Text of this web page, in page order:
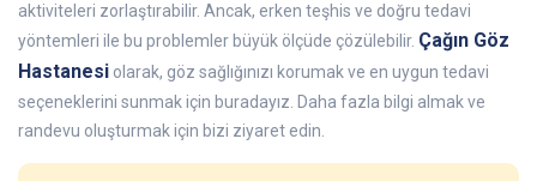
aktiviteleri zorlaştırabilir. Ancak, erken teşhis ve doğru tedavi
yöntemleri ile bu problemler büyük ölçüde çözülebilir. Çağın Göz
Hastanesi olarak, göz sağlığınızı korumak ve en uygun tedavi
seçeneklerini sunmak için buradayız. Daha fazla bilgi almak ve
randevu oluşturmak için bizi ziyaret edin.